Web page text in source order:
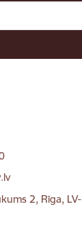
2, Rīga, LV-